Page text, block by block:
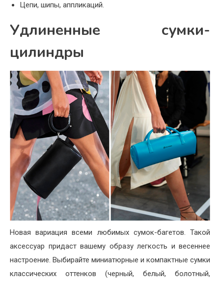
Цепи, шипы, аппликаций.
Удлиненные сумки-
цилиндры
Новая вариация всеми любимых сумок-багетов. Такой
аксессуар придаст вашему образу легкость и весеннее
настроение. Выбирайте миниатюрные и компактные сумки
классических оттенков (черный, белый, болотный,